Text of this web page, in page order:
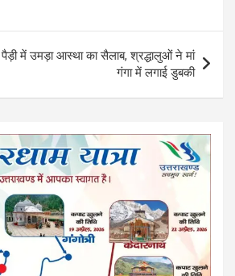
पैड़ी में उमड़ा आस्था का सैलाब, श्रद्धालुओं ने मां
गंगा में लगाई डुबकी